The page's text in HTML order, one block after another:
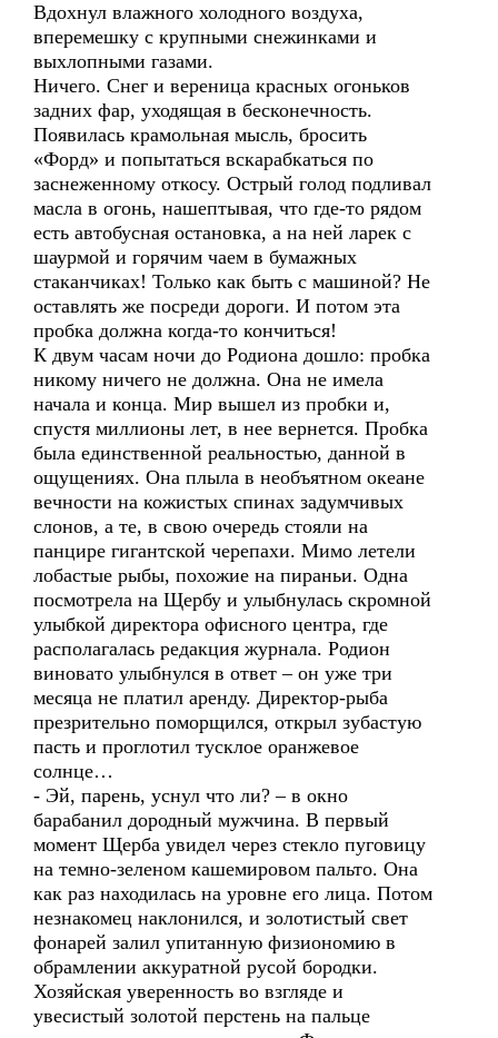
Вдохнул влажного холодного воздуха,
вперемешку с крупными снежинками и
выхлопными газами.
Ничего. Снег и вереница красных огоньков
задних фар, уходящая в бесконечность.
Появилась крамольная мысль, бросить
«Форд» и попытаться вскарабкаться по
заснеженному откосу. Острый голод подливал
масла в огонь, нашептывая, что где-то рядом
есть автобусная остановка, а на ней ларек с
шаурмой и горячим чаем в бумажных
стаканчиках! Только как быть с машиной? Не
оставлять же посреди дороги. И потом эта
пробка должна когда-то кончиться!
К двум часам ночи до Родиона дошло: пробка
никому ничего не должна. Она не имела
начала и конца. Мир вышел из пробки и,
спустя миллионы лет, в нее вернется. Пробка
была единственной реальностью, данной в
ощущениях. Она плыла в необъятном океане
вечности на кожистых спинах задумчивых
слонов, а те, в свою очередь стояли на
панцире гигантской черепахи. Мимо летели
лобастые рыбы, похожие на пираньи. Одна
посмотрела на Щербу и улыбнулась скромной
улыбкой директора офисного центра, где
располагалась редакция журнала. Родион
виновато улыбнулся в ответ – он уже три
месяца не платил аренду. Директор-рыба
презрительно поморщился, открыл зубастую
пасть и проглотил тусклое оранжевое
солнце…
- Эй, парень, уснул что ли? – в окно
барабанил дородный мужчина. В первый
момент Щерба увидел через стекло пуговицу
на темно-зеленом кашемировом пальто. Она
как раз находилась на уровне его лица. Потом
незнакомец наклонился, и золотистый свет
фонарей залил упитанную физиономию в
обрамлении аккуратной русой бородки.
Хозяйская уверенность во взгляде и
увесистый золотой перстень на пальце